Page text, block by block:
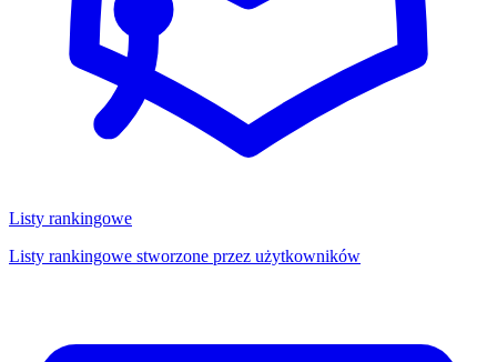
Listy rankingowe
Listy rankingowe stworzone przez użytkowników